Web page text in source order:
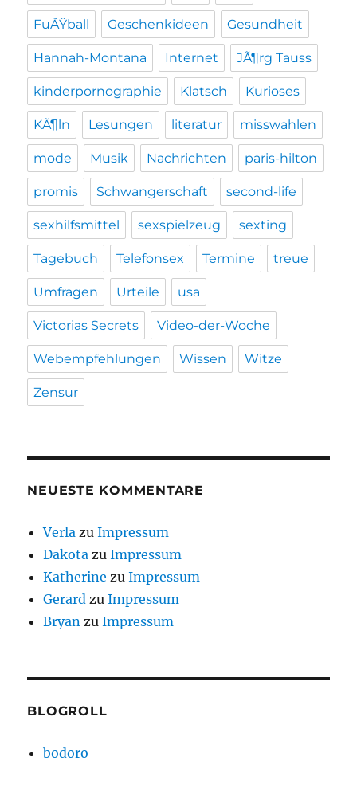
FuÃŸball Geschenkideen Gesundheit
Hannah-Montana Internet JÃ¶rg Tauss
kinderpornographie Klatsch Kurioses
KÃ¶ln Lesungen literatur misswahlen
mode Musik Nachrichten paris-hilton
promis Schwangerschaft second-life
sexhilfsmittel sexspielzeug sexting
Tagebuch Telefonsex Termine treue
Umfragen Urteile usa
Victorias Secrets Video-der-Woche
Webempfehlungen Wissen Witze
Zensur
NEUESTE KOMMENTARE
Verla zuImpressum
Dakota zuImpressum
Katherine zuImpressum
Gerard zuImpressum
Bryan zuImpressum
BLOGROLL
bodoro